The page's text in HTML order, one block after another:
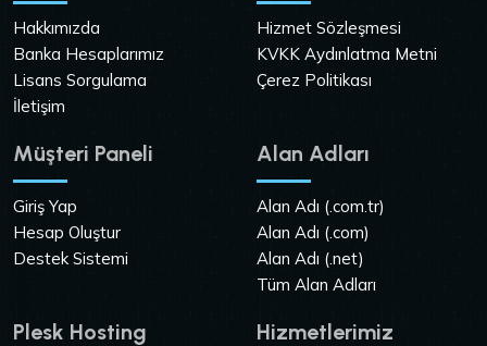
Hakkımızda
Banka Hesaplarımız
Lisans Sorgulama
İletişim
Hizmet Sözleşmesi
KVKK Aydınlatma Metni
Çerez Politikası
Müşteri Paneli
Giriş Yap
Hesap Oluştur
Destek Sistemi
Alan Adları
Alan Adı (.com.tr)
Alan Adı (.com)
Alan Adı (.net)
Tüm Alan Adları
Plesk Hosting Hizmetlerimiz